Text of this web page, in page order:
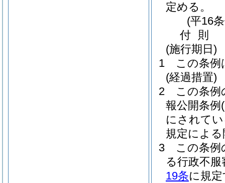
定める。
(平16
付 則
(施行期日)
1
この条例
(経過措置)
2
この条例
報公開条例
にされて
規定によ
3
この条例
る行政不
19条に規